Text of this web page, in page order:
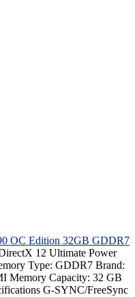
OC Edition 32GB GDDR7
12 Ultimate Power
Type: GDDR7 Brand:
Memory Capacity: 32 GB
G-SYNC/FreeSync